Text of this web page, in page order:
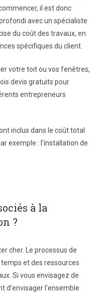
il est donc
avec un spécialiste
du coût des travaux, en
spécifiques du client.
votre toit ou vos fenêtres,
devis gratuits pour
entrepreneurs
inclus dans le coût total
exemple : l’installation de
à la
?
cher. Le processus de
et des ressources
Si vous envisagez de
d’envisager l’ensemble